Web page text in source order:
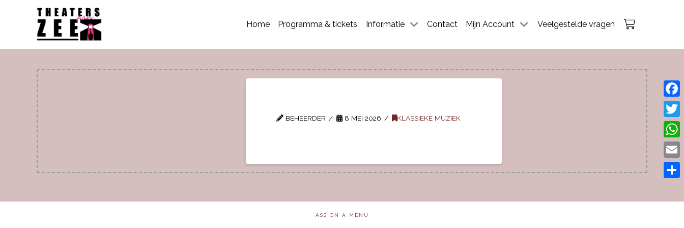
Home Programma & tickets Informatie Contact Mijn Account Veelgestelde vragen
BEHEERDER 8 MEI 2026 KLASSIEKE MUZIEK
ASSIGN A MENU
Email